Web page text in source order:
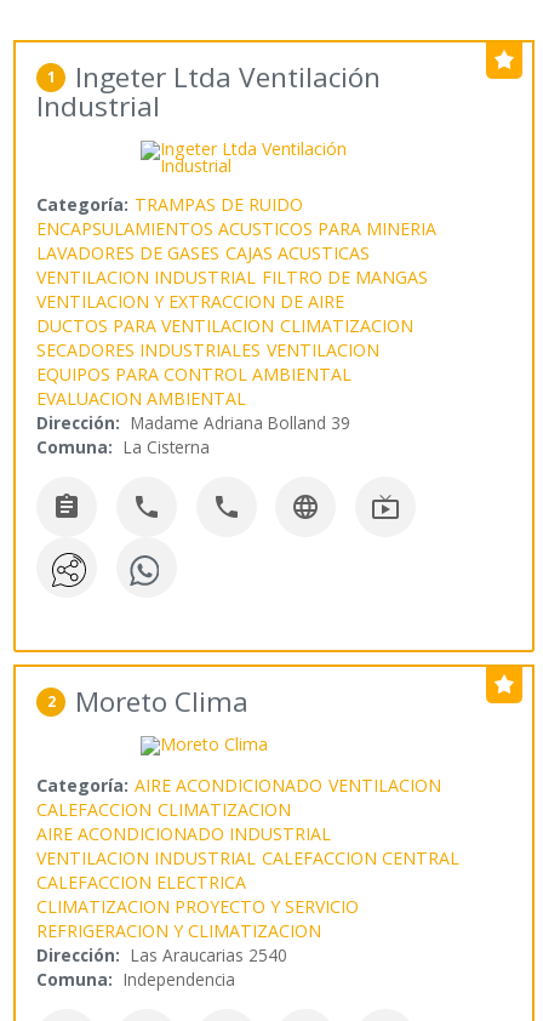
1 Ingeter Ltda Ventilación
Industrial
Categoría: TRAMPAS DE RUIDO
ENCAPSULAMIENTOS ACUSTICOS PARA MINERIA
LAVADORES DE GASES CAJAS ACUSTICAS
VENTILACION INDUSTRIAL FILTRO DE MANGAS
VENTILACION Y EXTRACCION DE AIRE
DUCTOS PARA VENTILACION CLIMATIZACION
SECADORES INDUSTRIALES VENTILACION
EQUIPOS PARA CONTROL AMBIENTAL
EVALUACION AMBIENTAL
Dirección: Madame Adriana Bolland 39
Comuna: La Cisterna
    
2 Moreto Clima
Categoría: AIRE ACONDICIONADO VENTILACION
CALEFACCION CLIMATIZACION
AIRE ACONDICIONADO INDUSTRIAL
VENTILACION INDUSTRIAL CALEFACCION CENTRAL
CALEFACCION ELECTRICA
CLIMATIZACION PROYECTO Y SERVICIO
REFRIGERACION Y CLIMATIZACION
Dirección: Las Araucarias 2540
Comuna: Independencia